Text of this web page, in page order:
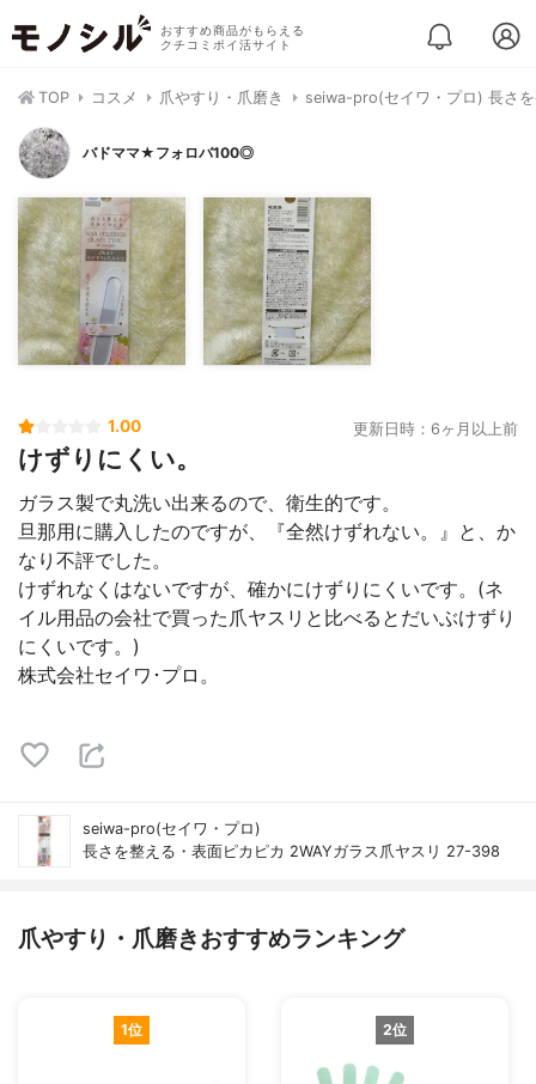
おすすめ商品がもらえる
クチコミポイ活サイト
TOP コスメ 爪やすり・爪磨き seiwa-pro(セイワ・プロ) 長さ
バドママ★フォロバ100◎
1.00 更新日時：6ヶ月以上前
けずりにくい。
ガラス製で丸洗い出来るので、衛生的です。
旦那用に購入したのですが、『全然けずれない。』と、か
なり不評でした。
けずれなくはないですが、確かにけずりにくいです。(ネ
イル用品の会社で買った爪ヤスリと比べるとだいぶけずり
にくいです。)
株式会社セイワ･プロ。
seiwa-pro(セイワ・プロ)
長さを整える・表面ピカピカ 2WAYガラス爪ヤスリ 27-398
爪やすり・爪磨きおすすめランキング
1位 2位